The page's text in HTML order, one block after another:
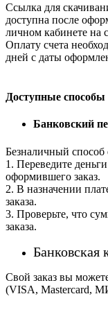
Ссылка для
доступна после
личном кабинете на
Оплату счета
дней с даты
Доступные
Банковский
Безналичный способ
1. Переведите
оформившего заказ.
2. В назначении
заказа.
3. Проверьте, что
заказа.
Банковская
Свой заказ вы
(VISA, Mastercard,